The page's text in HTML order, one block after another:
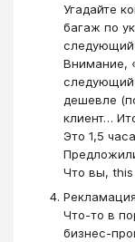
Угадайте
багаж по
следующий
Внимание,
следующий
дешевле
клиент…
Это 1,5
Что вы,
Что-то в
бизнес-